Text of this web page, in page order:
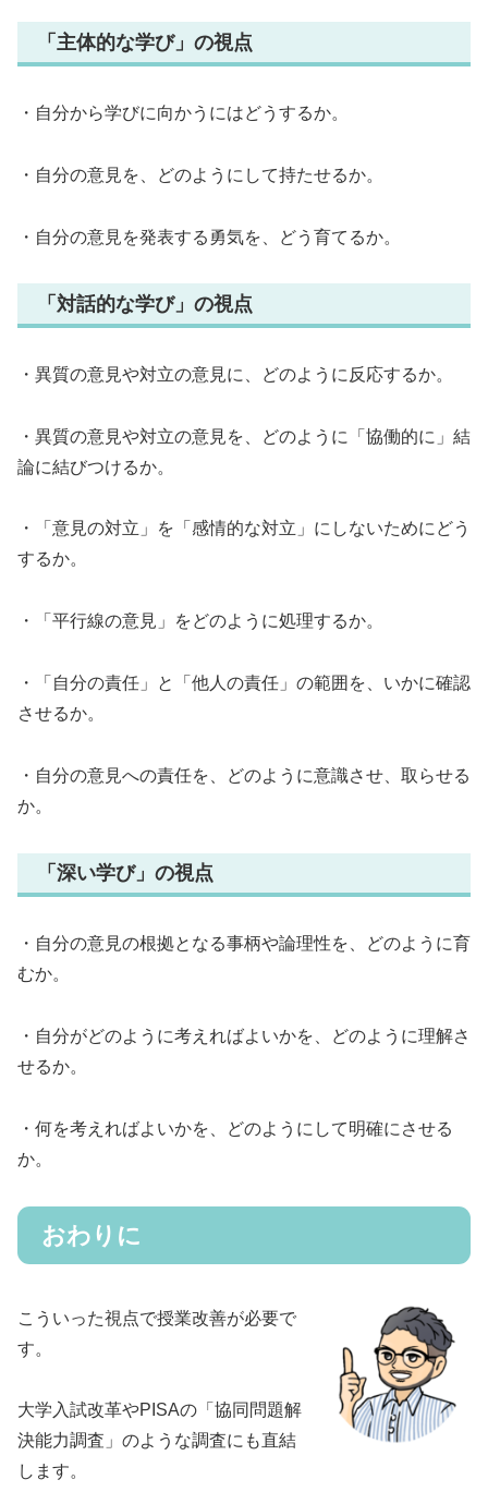
「主体的な学び」の視点
・自分から学びに向かうにはどうするか。
・自分の意見を、どのようにして持たせるか。
・自分の意見を発表する勇気を、どう育てるか。
「対話的な学び」の視点
・異質の意見や対立の意見に、どのように反応するか。
・異質の意見や対立の意見を、どのように「協働的に」結
論に結びつけるか。
・「意見の対立」を「感情的な対立」にしないためにどう
するか。
・「平行線の意見」をどのように処理するか。
・「自分の責任」と「他人の責任」の範囲を、いかに確認
させるか。
・自分の意見への責任を、どのように意識させ、取らせる
か。
「深い学び」の視点
・自分の意見の根拠となる事柄や論理性を、どのように育
むか。
・自分がどのように考えればよいかを、どのように理解さ
せるか。
・何を考えればよいかを、どのようにして明確にさせる
か。
おわりに
こういった視点で授業改善が必要で
す。
大学入試改革やPISAの「協同問題解
決能力調査」のような調査にも直結
します。